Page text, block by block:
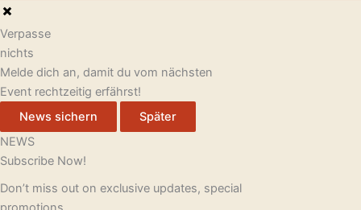
Verpasse
nichts
Melde dich an, damit du vom nächsten
Event rechtzeitig erfährst!
News sichern
Später
NEWS
Subscribe Now!
Don’t miss out on exclusive updates, special